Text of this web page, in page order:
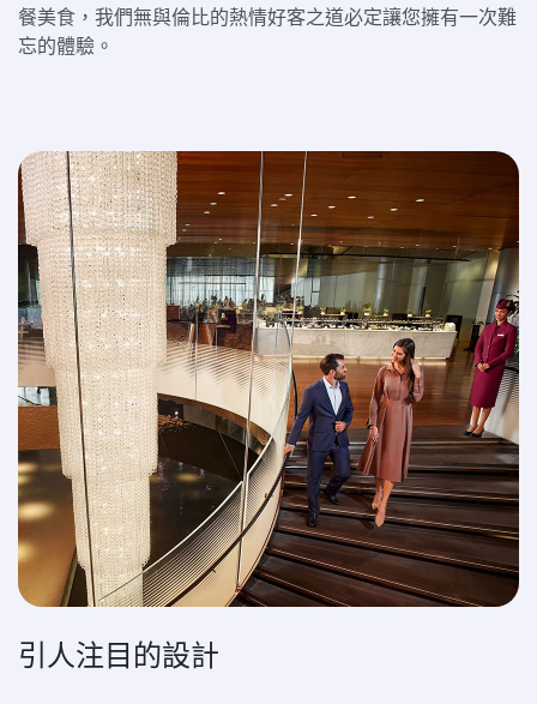
餐美食，我們無與倫比的熱情好客之道必定讓您擁有一次難
忘的體驗。
引人注目的設計